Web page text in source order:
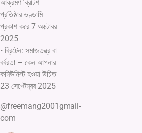
আক্রমণ ব্রিটিশ
প্রতিষ্ঠার ভণ্ডামি
প্রকাশ করে 7 অক্টোবর
2025
• ব্রিটেন: সমাজতন্ত্র বা
বর্বরতা – কেন আপনার
কমিউনিস্ট হওয়া উচিত
23 সেপ্টেম্বর 2025
@freemang2001gmail-
com